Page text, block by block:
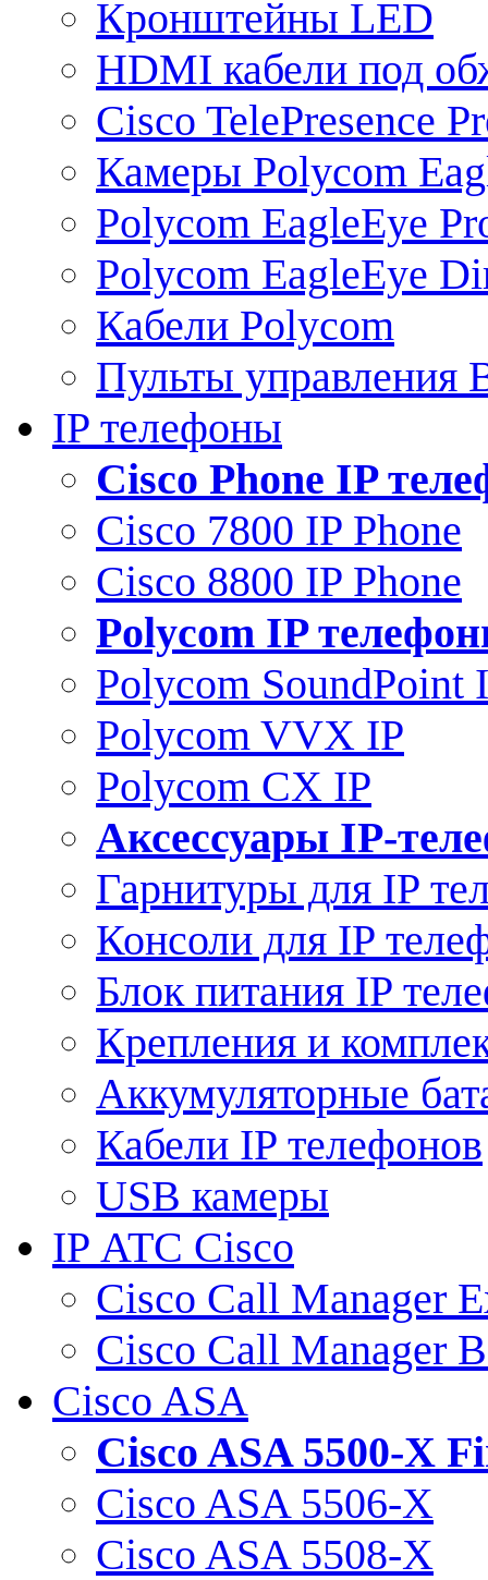
Кронштейны LED
HDMI кабели под
Cisco TelePresence
Камеры Polycom
Polycom EagleEye
Polycom EagleEye
Кабели Polycom
Пульты управления
IP телефоны
Сisco Phone IP
Cisco 7800 IP Phone
Cisco 8800 IP Phone
Polycom IP
Polycom SoundPoint
Polycom VVX IP
Polycom CX IP
Аксессуары IP-
Гарнитуры для IP
Консоли для IP
Блок питания IP
Крепления и
Аккумуляторные
Кабели IP телефонов
USB камеры
IP АТС Cisco
Cisco Call Manager
Cisco Call Manager
Cisco ASA
Cisco ASA 5500-X
Cisco ASA 5506-X
Cisco ASA 5508-X